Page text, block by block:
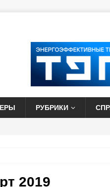
РУБРИКИ
2019